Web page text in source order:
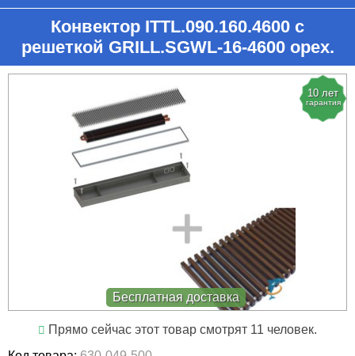
Конвектор ITTL.090.160.4600 с
решеткой GRILL.SGWL-16-4600 орех.
10 лет
гарантия
Бесплатная доставка
Прямо сейчас этот товар смотрят 11 человек.